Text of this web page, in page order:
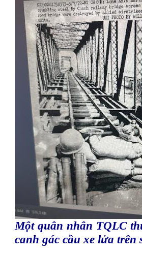
Một quân nhân TQLC
canh gác cầu xe lửa trên